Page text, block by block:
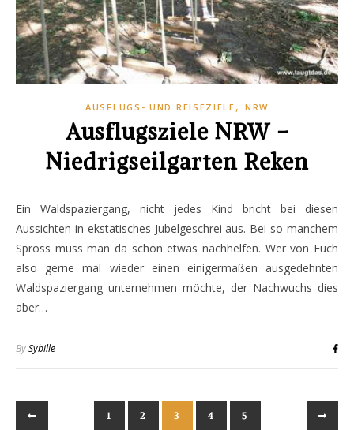
AUSFLUGS- UND REISEZIELE , NRW
Ausflugsziele NRW –
Niedrigseilgarten Reken
Ein Waldspaziergang, nicht jedes Kind bricht bei diesen
Aussichten in ekstatisches Jubelgeschrei aus. Bei so manchem
Spross muss man da schon etwas nachhelfen. Wer von Euch
also gerne mal wieder einen einigermaßen ausgedehnten
Waldspaziergang unternehmen möchte, der Nachwuchs dies
aber…
BySybille
1 2 3 4 5